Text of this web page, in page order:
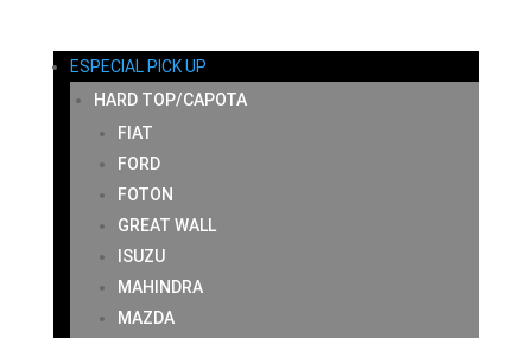
ESPECIAL PICK UP
HARD TOP/CAPOTA
FIAT
FORD
FOTON
GREAT WALL
ISUZU
MAHINDRA
MAZDA